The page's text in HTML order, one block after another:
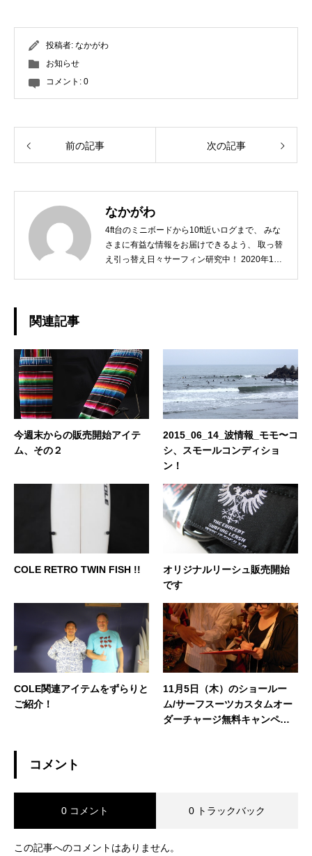
投稿者: なかがわ
お知らせ
コメント: 0
前の記事 次の記事
なかがわ
4ft台のミニボードから10ft近いログまで、 みな
さまに有益な情報をお届けできるよう、 取っ替
え引っ替え日々サーフィン研究中！ 2020年10
県出身：一宮町在住 ◆誕生日：1979年10月2日
関連記事
今週末からの販売開始アイテ
ム、その２
2015_06_14_波情報_モモ〜コ
シ、スモールコンディショ
ン！
COLE RETRO TWIN FISH !!
オリジナルリーシュ販売開始
です
COLE関連アイテムをずらりと
ご紹介！
11月5日（木）のショールー
ム/サーフスーツカスタムオー
ダーチャージ無料キャンペー
コメント
0 コメント 0 トラックバック
この記事へのコメントはありません。